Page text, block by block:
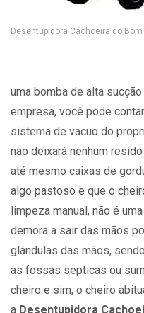
Desentupidora Cachoeira do
uma bomba de alta
empresa, você pode
sistema de vacuo do
não deixará nenhum
até mesmo caixas de
algo pastoso e que o
limpeza manual, não é
demora a sair das mãos
glandulas das mãos,
as fossas septicas ou
cheiro e sim, o cheiro
a Desentupidora